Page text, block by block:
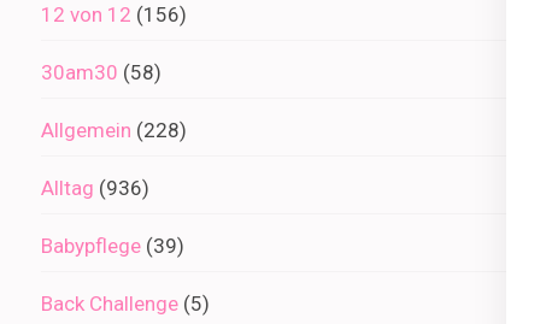
12 von 12 (156)
30am30 (58)
Allgemein (228)
Alltag (936)
Babypflege (39)
Back Challenge (5)